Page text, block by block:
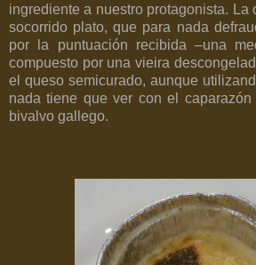
ingrediente a nuestro protagonista. La
socorrido plato, que para nada
por la puntuación recibida –una
compuesto por una vieira
el queso semicurado, aunque
nada tiene que ver con el
bivalvo gallego.